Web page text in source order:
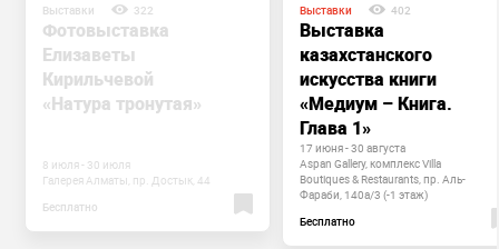
Выставки 322
Фотовыставка
Елизаветы
Кирильчевой
«Натура тронутая»
8 июля - 30 июля
Галерея Алматы, пр. Достык, 44
Бесплатно
Выставки 402
Выставка
казахстанского
искусства книги
«Медиум – Книга.
Глава 1»
17 июня - 30 августа
Aspan Gallery, комплекс Villa
Boutiques & Restaurants, пр. Аль-
Фараби, 140а/3 (-1 этаж)
Бесплатно